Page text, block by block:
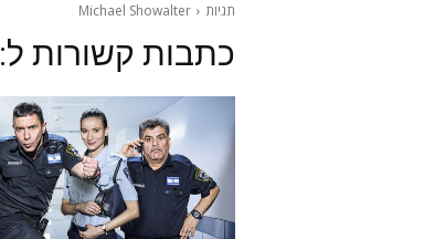
תגיות Michael Showalter
כתבות קשורות ל: